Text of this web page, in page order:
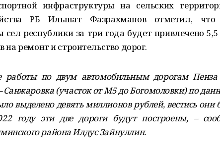
инфраструктуры на сельских
РБ Ильшат Фазрахманов отметил,
сел республики за три года будет привлечено
на ремонт и строительство дорог.
работы по двум автомобильным дорогам
Санжаровка (участок от М5 до Богомоловки) по
выделено девять миллионов рублей, вестись они
году эти две дороги будут построены, –
района Илдус Зайнуллин.